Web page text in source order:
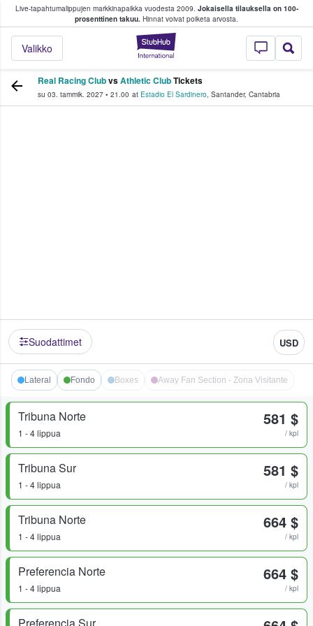
Live-tapahtumalippujen markkinapaikka vuodesta 2009. Jokaisella tilauksella on 100-
prosenttinen takuu. Hinnat voivat poiketa arvosta.
StubHub -
Valikko
fanit ostavat ja myyvät lippuja
Real Racing ClubvsAthletic ClubTickets
su 03. tammik. 2027 • 21.00 at Estadio El Sardinero, Santander, Cantabria
Suodattimet USD
Lateral Fondo Boxes Away Fan Section - Zona Visitante
Tribuna Norte
1 - 4 lippua
581 $
/ kpl
Tribuna Sur
1 - 4 lippua
581 $
/ kpl
Tribuna Norte
1 - 4 lippua
664 $
/ kpl
Preferencia Norte
1 - 4 lippua
664 $
/ kpl